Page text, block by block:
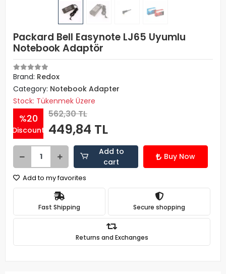
Packard Bell Easynote LJ65 Uyumlu
Notebook Adaptör
Brand: Redox
Category: Notebook Adapter
Stock: Tükenmek Üzere
%20
Discount
562,30 TL
449,84 TL
Add to
cart
Buy Now
Add to my favorites
Fast Shipping Secure shopping
Returns and Exchanges